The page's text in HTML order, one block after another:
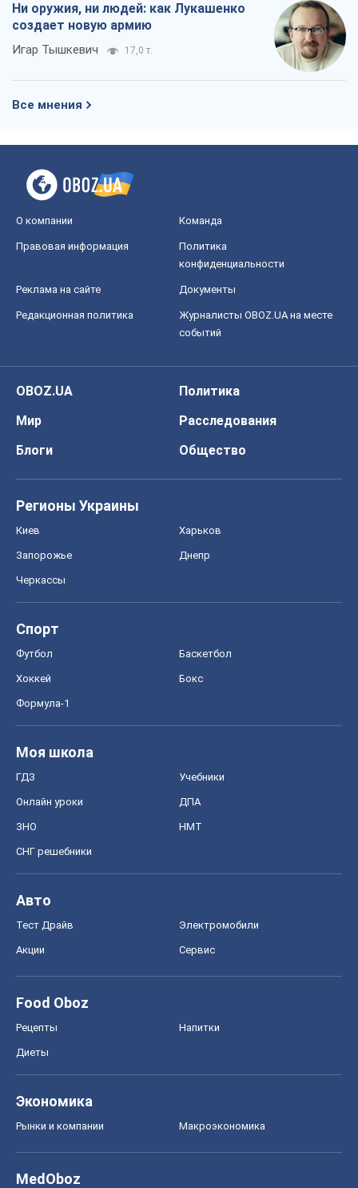
Ни оружия, ни людей: как Лукашенко
создает новую армию
Игар Тышкевич 17,0 т.
Все мнения
О компании Команда
Правовая информация
Политика
конфиденциальности
Реклама на сайте Документы
Редакционная политика
Журналисты OBOZ.UA на месте
событий
OBOZ.UA
Политика
Мир
Расследования
Блоги
Общество
Регионы Украины
Киев Харьков
Запорожье Днепр
Черкассы
Спорт
Футбол Баскетбол
Хоккей Бокс
Формула-1
Моя школа
ГДЗ Учебники
Онлайн уроки ДПА
ЗНО НМТ
СНГ решебники
Авто
Тест Драйв Электромобили
Акции Сервис
Food Oboz
Рецепты Напитки
Диеты
Экономика
Рынки и компании Mакроэкономика
MedOboz